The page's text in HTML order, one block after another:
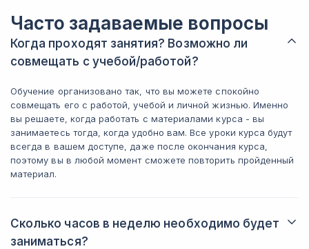
когда работаешь быстро, это уже
экономит силы. Один момент, который
можно отнести к минусам: первые
недели 2 было тяжело, материала
Но потом втянулся, нашел удобный
темп занятий по 5-7 часов в неделю
как и рекомендовалось. За эту цену со
скидкой это хороший курс. Если
рассчитываете всерьез работать с ИИ,
то имеет смысл.
Треть
эти
Итог: курс
обрывков
работы с
Часто задаваемые вопросы
Когда проходят занятия? Возможно ли
совмещать с учебой/работой?
Обучение организовано так, что вы можете спокойно
совмещать его с работой, учебой и личной жизнью. Именно
вы решаете, когда работать с материалами курса - вы
занимаетесь тогда, когда удобно вам. Все уроки курса будут
всегда в вашем доступе, даже после окончания курса,
поэтому вы в любой момент сможете повторить пройденный
материал.
Сколько часов в неделю необходимо будет
заниматься?